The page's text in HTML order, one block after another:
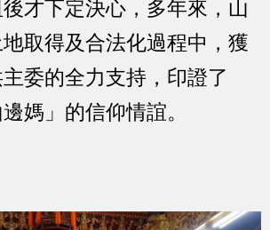
才下定決心，多年來，山
取得及合法化過程中，獲
委的全力支持，印證了
媽」的信仰情誼。